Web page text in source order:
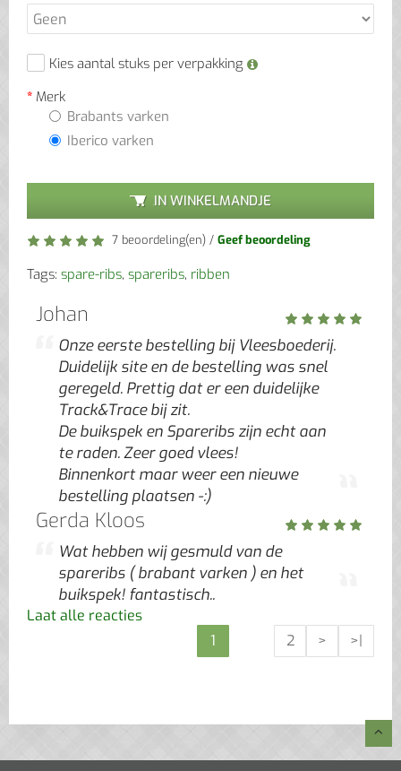
Kies aantal stuks per verpakking
Merk
Brabants varken
Iberico varken
IN WINKELMANDJE
7 beoordeling(en) / Geef beoordeling
Tags: spare-ribs, spareribs, ribben
Johan
Onze eerste bestelling bij Vleesboederij.
Duidelijk site en de bestelling was snel
geregeld. Prettig dat er een duidelijke
Track&Trace bij zit.
De buikspek en Spareribs zijn echt aan
te raden. Zeer goed vlees!
Binnenkort maar weer een nieuwe
bestelling plaatsen -:)
Gerda Kloos
Wat hebben wij gesmuld van de
spareribs ( brabant varken ) en het
buikspek! fantastisch..
Laat alle reacties
1
2 > >|